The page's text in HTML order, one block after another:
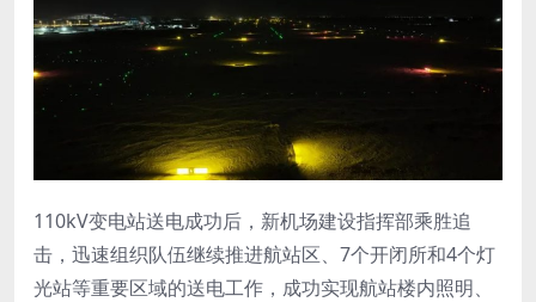
110kV变电站送电成功后，新机场建设指挥部乘胜追
击，迅速组织队伍继续推进航站区、7个开闭所和4个灯
光站等重要区域的送电工作，成功实现航站楼内照明、